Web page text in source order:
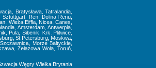
Bratysława, Tatralandia,
Ren, Dolina Renu,
Wieża Eiffla, Nicea, Canes,
Amsterdam, Antwerpia,
Pula, Sibenik, Krk, Plitwice,
St Petersburg, Moskwa,
Morze Bałtyckie,
Żelazowa Wola, Toruń,
Węgry Wielka Brytania